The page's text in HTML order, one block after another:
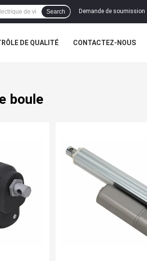
Demande de soumission
Search
DE QUALITÉ CONTACTEZ-NOUS
boule